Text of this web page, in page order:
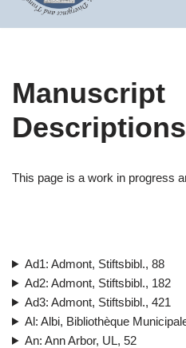
Manuscript
Descriptions
This page is a work in progress
Ad1: Admont, Stiftsbibl., 88
Ad2: Admont, Stiftsbibl., 182
Ad3: Admont, Stiftsbibl., 421
Al: Albi, Bibliothèque
An: Ann Arbor, UL, 52